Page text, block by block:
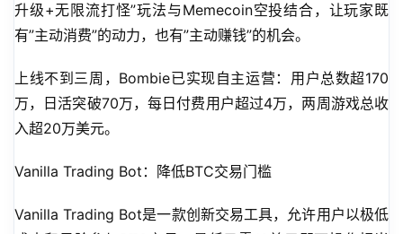
升级+无限流打怪”玩法与Memecoin空投结合，让玩家既
有”主动消费”的动力，也有”主动赚钱”的机会。
上线不到三周，Bombie已实现自主运营：用户总数超170
万，日活突破70万，每日付费用户超过4万，两周游戏总收
入超20万美元。
Vanilla Trading Bot：降低BTC交易门槛
Vanilla Trading Bot是一款创新交易工具，允许用户以极低